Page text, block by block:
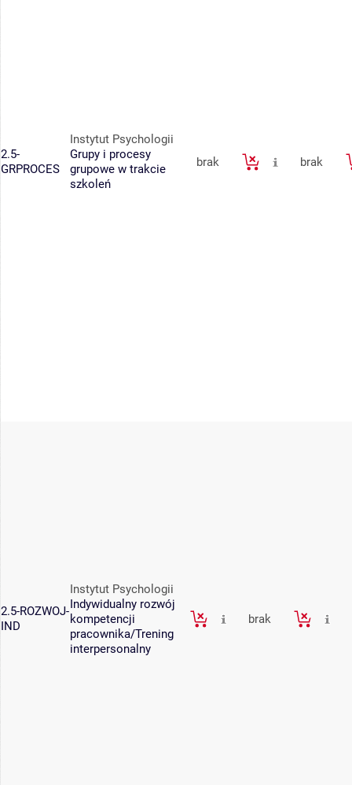
2.5-
GRPROCES
Instytut Psychologii
Grupy i procesy
grupowe w trakcie
szkoleń
brak brak
2.5-ROZWOJ-
IND
Instytut Psychologii
Indywidualny rozwój
kompetencji
pracownika/Trening
interpersonalny
brak